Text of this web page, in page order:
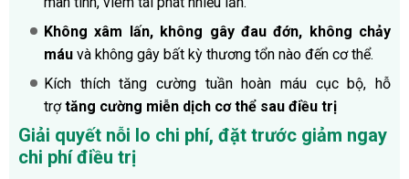
Không xâm lấn, không gây đau đớn, không chảy
máu và không gây bất kỳ thương tổn nào đến cơ thể.
Kích thích tăng cường tuần hoàn máu cục bộ, hỗ
trợtăng cường miễn dịch cơ thể sau điều trị
Giải quyết nỗi lo chi phí, đặt trước giảm ngay
chi phí điều trị